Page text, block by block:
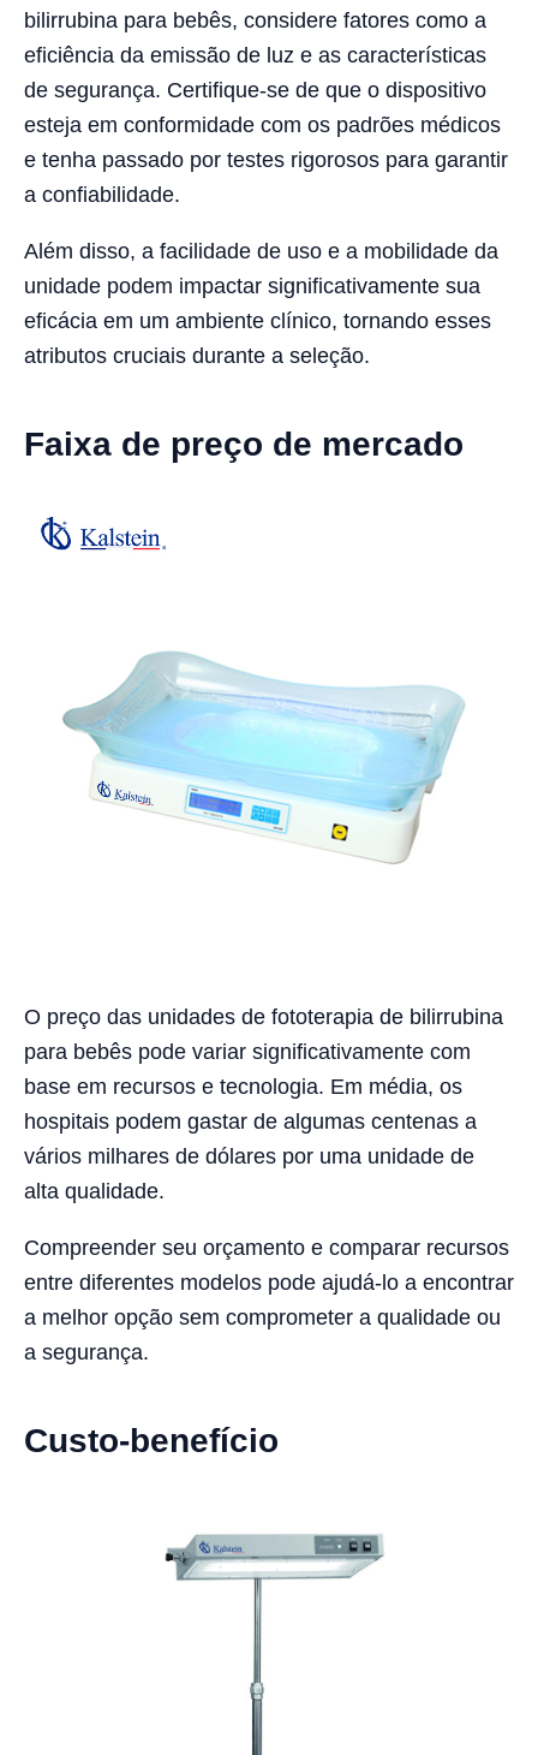
bilirrubina para bebês, considere fatores como a
eficiência da emissão de luz e as características
de segurança. Certifique-se de que o dispositivo
esteja em conformidade com os padrões médicos
e tenha passado por testes rigorosos para garantir
a confiabilidade.
Além disso, a facilidade de uso e a mobilidade da
unidade podem impactar significativamente sua
eficácia em um ambiente clínico, tornando esses
atributos cruciais durante a seleção.
Faixa de preço de mercado
O preço das unidades de fototerapia de bilirrubina
para bebês pode variar significativamente com
base em recursos e tecnologia. Em média, os
hospitais podem gastar de algumas centenas a
vários milhares de dólares por uma unidade de
alta qualidade.
Compreender seu orçamento e comparar recursos
entre diferentes modelos pode ajudá-lo a encontrar
a melhor opção sem comprometer a qualidade ou
a segurança.
Custo-benefício